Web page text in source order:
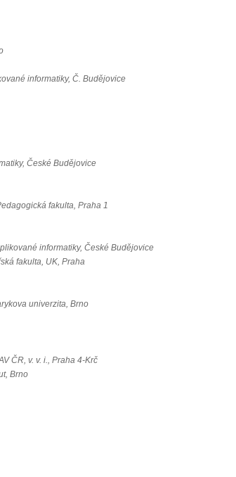
informatiky, Č. Budějovice
České Budějovice
fakulta, Praha 1
informatiky, České Budějovice
fakulta, UK, Praha
univerzita, Brno
ČR, v. v. i., Praha 4-Krč
Brno